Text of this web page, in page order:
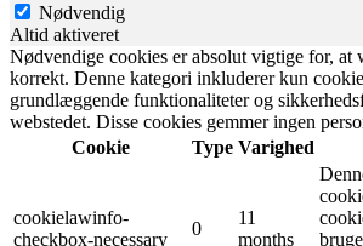
Nødvendig
Altid aktiveret
Nødvendige cookies er absolut vigtige for, at
korrekt. Denne kategori inkluderer kun
grundlæggende funktionaliteter og
webstedet. Disse cookies gemmer ingen
Cookie
Type Varighed
cookielawinfo-
checkbox-necessary
0
11
months